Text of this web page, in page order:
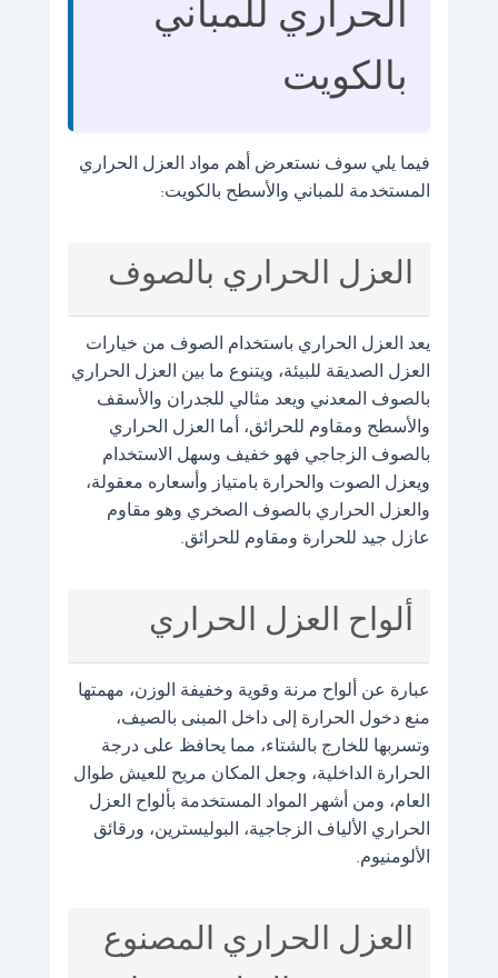
الحراري للمباني
بالكويت
فيما يلي سوف نستعرض أهم مواد العزل الحراري
المستخدمة للمباني والأسطح بالكويت:
العزل الحراري بالصوف
يعد العزل الحراري باستخدام الصوف من خيارات
العزل الصديقة للبيئة، ويتنوع ما بين العزل الحراري
بالصوف المعدني ويعد مثالي للجدران والأسقف
والأسطح ومقاوم للحرائق، أما العزل الحراري
بالصوف الزجاجي فهو خفيف وسهل الاستخدام
ويعزل الصوت والحرارة بامتياز وأسعاره معقولة،
والعزل الحراري بالصوف الصخري وهو مقاوم
عازل جيد للحرارة ومقاوم للحرائق.
ألواح العزل الحراري
عبارة عن ألواح مرنة وقوية وخفيفة الوزن، مهمتها
منع دخول الحرارة إلى داخل المبنى بالصيف،
وتسربها للخارج بالشتاء، مما يحافظ على درجة
الحرارة الداخلية، وجعل المكان مريح للعيش طوال
العام، ومن أشهر المواد المستخدمة بألواح العزل
الحراري الألياف الزجاجية، البوليسترين، ورقائق
الألومنيوم.
العزل الحراري المصنوع